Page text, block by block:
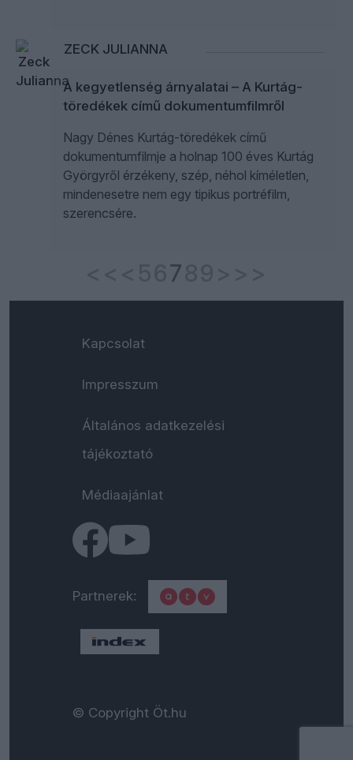
ZECK JULIANNA
A kegyetlenség árnyalatai – A Kurtág-
töredékek című dokumentumfilmről
Nagy Dénes Kurtág-töredékek című
dokumentumfilmje a holnap 100 éves Kurtág
Györgyről érzékeny, szép, néhol kíméletlen,
mindenesetre nem egy tipikus portréfilm,
szerencsére.
7
Kapcsolat
Impresszum
Általános adatkezelési
tájékoztató
Médiaajánlat
Partnerek:
© Copyright Öt.hu